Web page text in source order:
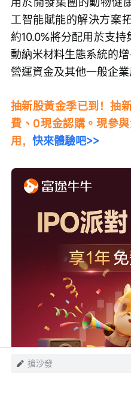
工智能賦能的解決方案
約10.0%將分配用於支
動納米材料生態系統的
營運資金及其他一般企業
抽新股黃金季已到！抽
費、0現金認購。現參
用， 快來體驗吧>>
搶沙發